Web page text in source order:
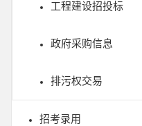
工程建设招投标
政府采购信息
排污权交易
招考录用